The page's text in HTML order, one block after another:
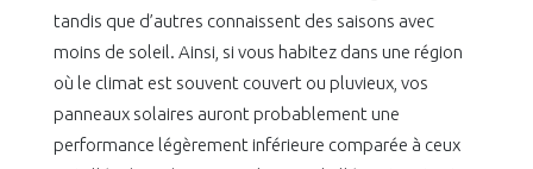
tandis que d’autres connaissent des saisons avec
moins de soleil. Ainsi, si vous habitez dans une région
où le climat est souvent couvert ou pluvieux, vos
panneaux solaires auront probablement une
performance légèrement inférieure comparée à ceux